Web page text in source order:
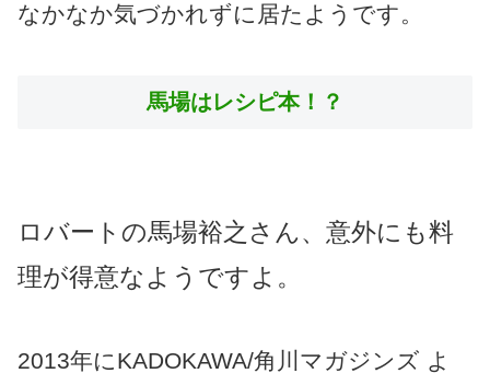
なかなか気づかれずに居たようです。
馬場はレシピ本！？
ロバートの馬場裕之さん、意外にも料
理が得意なようですよ。
2013年にKADOKAWA/角川マガジンズ よ